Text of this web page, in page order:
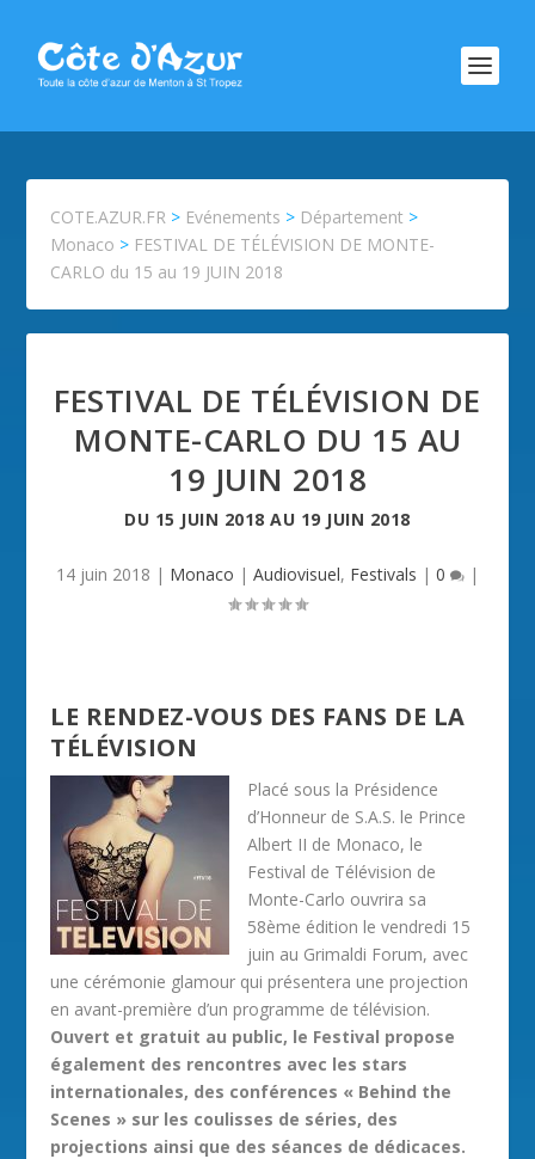
COTE.AZUR.FR > Evénements > Département >
Monaco > FESTIVAL DE TÉLÉVISION DE MONTE-
CARLO du 15 au 19 JUIN 2018
FESTIVAL DE TÉLÉVISION DE
MONTE-CARLO DU 15 AU
19 JUIN 2018
DU 15 JUIN 2018 AU 19 JUIN 2018
14 juin 2018 | Monaco | Audiovisuel, Festivals | 0 |
LE RENDEZ-VOUS DES FANS DE LA
TÉLÉVISION
Placé sous la Présidence
d’Honneur de S.A.S. le Prince
Albert II de Monaco, le
Festival de Télévision de
Monte-Carlo ouvrira sa
58ème édition le vendredi 15
juin au Grimaldi Forum, avec
une cérémonie glamour qui présentera une projection
en avant-première d’un programme de télévision.
Ouvert et gratuit au public, le Festival propose
également des rencontres avec les stars
internationales, des conférences « Behind the
Scenes » sur les coulisses de séries, des
projections ainsi que des séances de dédicaces.